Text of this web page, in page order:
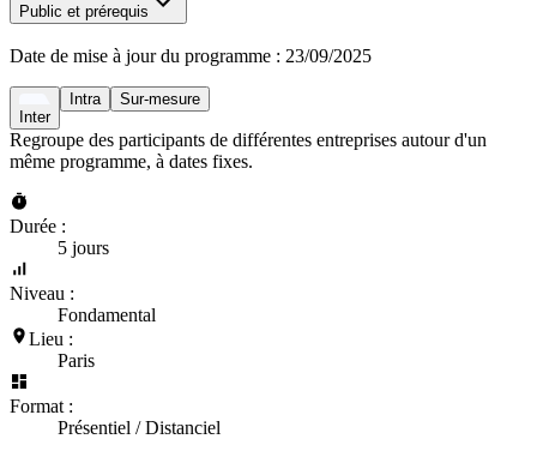
Public et prérequis
Date de mise à jour du programme : 23/09/2025
Inter
Intra Sur-mesure
Regroupe des participants de différentes entreprises autour d'un
même programme, à dates fixes.
Durée :
5 jours
Niveau :
Fondamental
Lieu :
Paris
Format :
Présentiel / Distanciel